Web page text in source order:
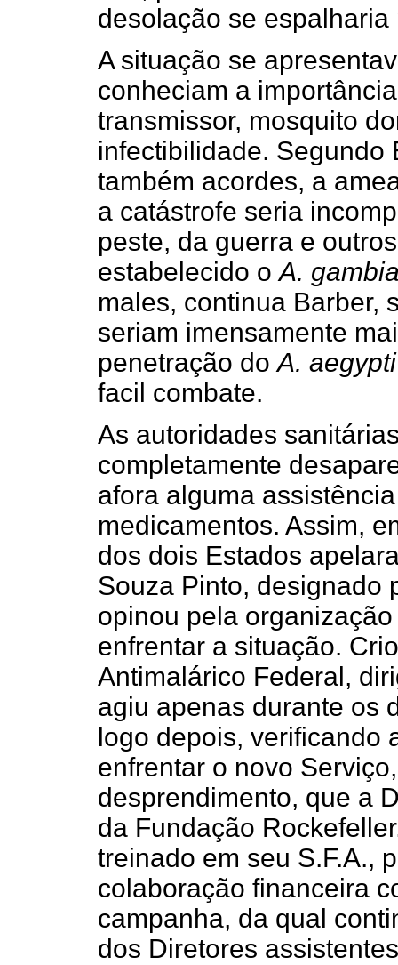
desolação se espalharia
A situação se
conheciam a
transmissor, mosquito
infectibilidade. Segundo
também acordes, a
a catástrofe seria
peste, da guerra e
estabelecido oA.
males, continua Barber,
seriam imensamente
penetração doA.
facil combate.
As autoridades
completamente
afora alguma
medicamentos. Assim,
dos dois Estados
Souza Pinto, designado
opinou pela
enfrentar a situação.
Antimalárico Federal,
agiu apenas durante os
logo depois, verificando
enfrentar o novo
desprendimento, que a
da Fundação
treinado em seu S.F.A.,
colaboração financeira
campanha, da qual
dos Diretores